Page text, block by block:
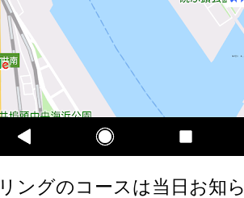
ングのコースは当日お知